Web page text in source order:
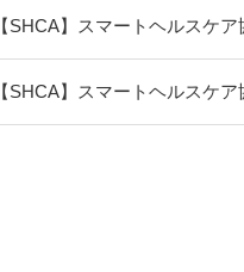
【SHCA】スマートヘルスケ
【SHCA】スマートヘルスケ